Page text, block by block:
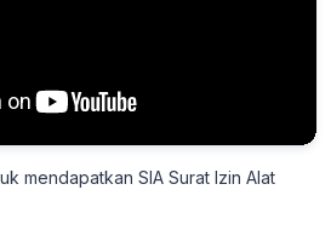
mendapatkan SIA Surat Izin Alat